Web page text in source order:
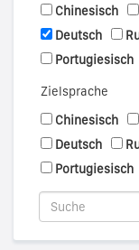
Chinesisch
Deutsch
Portugiesisch
Zielsprache
Chinesisch
Deutsch
Portugiesisch